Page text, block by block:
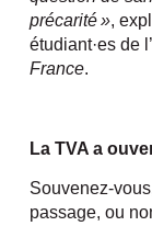
précarité »,
étudiant·es de
France.
La TVA a
Souvenez-
passage, ou